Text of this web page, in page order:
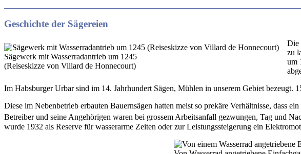
Geschichte der Sägereien
Sägewerk mit Wasserradantrieb um 1245
(Reiseskizze von Villard de Honnecourt)
Die
zu
um
Im Habsburger Urbar sind im 14. Jahrhundert Sägen, Mühlen in unserem Gebiet
Diese im Nebenbetrieb erbauten Bauernsägen hatten meist so prekäre Verhältnisse, dass
Betreiber und seine Angehörigen waren bei grossem Arbeitsanfall gezwungen, Tag und
wurde 1932 als Reserve für wasserarme Zeiten oder zur Leistungssteigerung ein